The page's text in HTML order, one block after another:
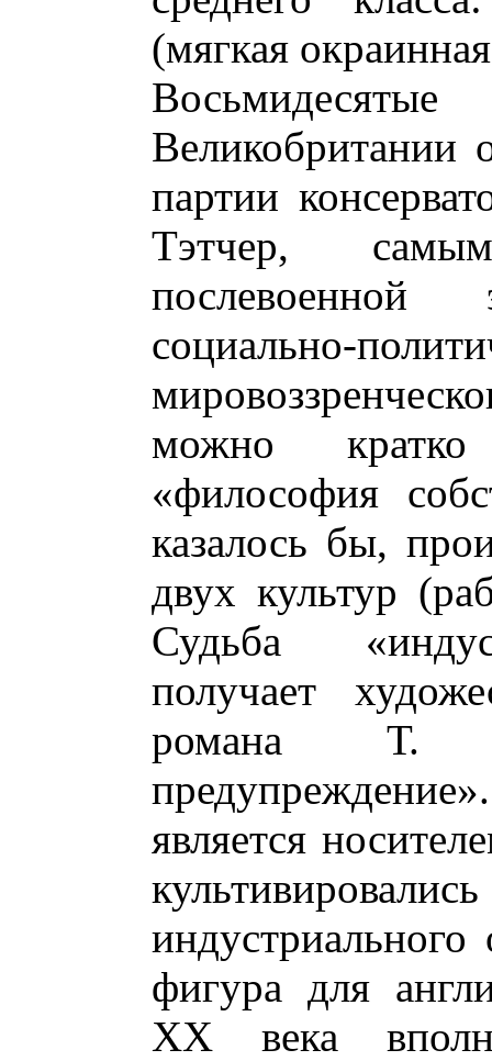
(мягкая
Великобритании
партии
Тэтчер,
социально-
можно кратко
«философия
казалось бы,
двух культур
Судьба
получает
романа Т.
является
фигура для
ХХ века